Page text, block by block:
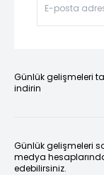
Günlük gelişmeleri
indirin
Günlük gelişmeleri
medya
edebilirsiniz.